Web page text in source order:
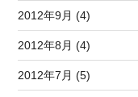
2012年9月 (4)
2012年8月 (4)
2012年7月 (5)